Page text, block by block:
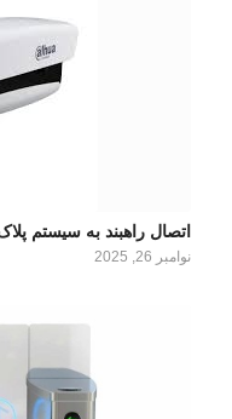
اتصال راهبند به سیستم
نوامبر 26, 2025